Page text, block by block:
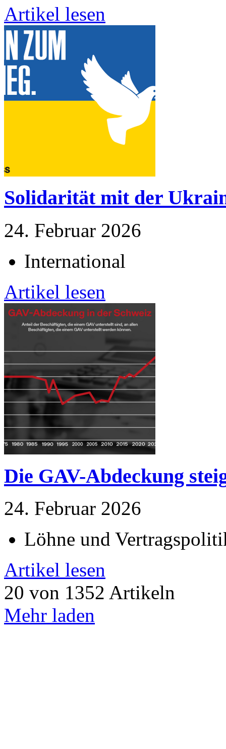
Artikel lesen
Solidarität mit der
24. Februar 2026
International
Artikel lesen
Die GAV-Abdeckung
24. Februar 2026
Löhne und
Artikel lesen
20 von 1352 Artikeln
Mehr laden